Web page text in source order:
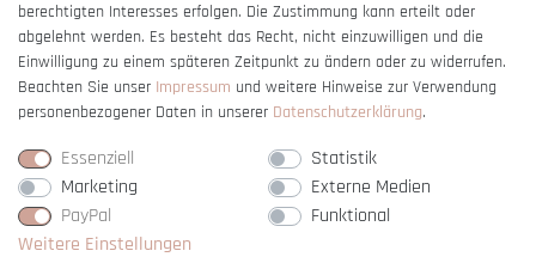
Vertrag widerrufen
berechtigten Interesses erfolgen. Die Zustimmung kann erteilt oder
abgelehnt werden. Es besteht das Recht, nicht einzuwilligen und die
Einwilligung zu einem späteren Zeitpunkt zu ändern oder zu widerrufen.
Beachten Sie unser Impressum und weitere Hinweise zur Verwendung
personenbezogener Daten in unserer Daten­schutz­erklärung.
Essenziell
Statistik
Marketing
Externe Medien
PayPal
Funktional
Weitere Einstellungen